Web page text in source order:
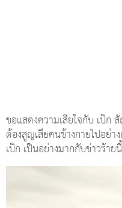
ขอแสดงความเสียใจกับ เป๊
ต้องสูญเสียคนข้างกายไปอย่า
เป๊ก เป็นอย่างมากกับข่าวร้ายนี้